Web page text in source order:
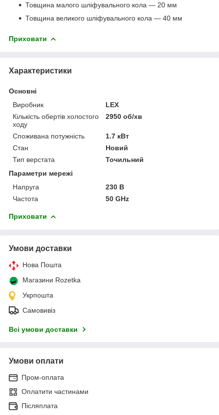
Товщина малого шліфувального кола — 20 мм
Товщина великого шліфувального кола — 40 мм
Приховати
Характеристики
Основні
Виробник
LEX
Кількість обертів холостого
ходу
2950 об/хв
Споживана потужність
1.7 кВт
Стан
Новий
Тип верстата
Точильний
Параметри мережі
Напруга
230 В
Частота
50 GHz
Приховати
Умови доставки
Нова Пошта
Магазини Rozetka
Укрпошта
Самовивіз
Всі умови доставки
Умови оплати
Пром-оплата
Оплатити частинами
Післяплата